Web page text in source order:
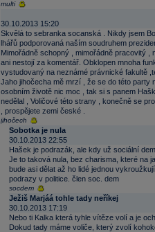
multi
30.10.2013 15:20
Skvělá to sebranka socanská . Nikdy jsem
lhářů podporovaná naším soudruhem
Mimořádně schopný , mimořádně pracovitý
ani nestojí za komentář. Obklopen mnoha
vystudovaný na neznámé právnické fakultě
Jaho jihočecha mě mrzí , že se do této party
osobním životě nic moc , tak si s panem
nedělal , Voličové této strany , konečně se
, prospějete zemi české .
jihočech
Sobotka je nula
30.10.2013 22:55
Hašek je podrazák, ale kdy už sociální
Je to taková nula, bez charisma, které na
bude asi dělat až ho lidé jednou
podrazy v politice. člen soc. dem
socdem
Ježiš Marjáá tohle tady neříkej
30.10.2013 17:19
Nebo ti Kalka která tyhle vítěze volí a je
Dokud tady máme voliče, který zvolí